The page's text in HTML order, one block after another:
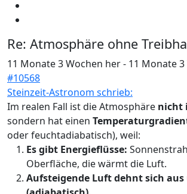
Re: Atmosphäre ohne
11 Monate 3 Wochen her- 11 Monate
#10568
Steinzeit-Astronom schrieb:
Im realen Fall ist die Atmosphäre nicht
sondern hat einen
oder feuchtadiabatisch), weil:
Es gibt Energieflüsse:
Oberfläche, die wärmt die Luft.
Aufsteigende Luft dehnt sich